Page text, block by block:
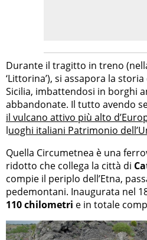
Durante il tragitto in treno
‘Littorina’), si assapora la
Sicilia, imbattendosi in borghi
abbandonate. Il tutto avendo
il vulcano attivo più alto
luoghi italiani Patrimonio
Quella Circumetnea è una
ridotto che collega la città di
compie il periplo dell’Etna,
pedemontani. Inaugurata nel
110 chilometri e in totale